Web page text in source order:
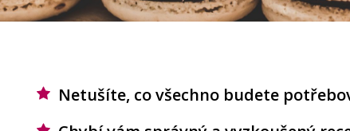
Netušíte, co všechno budete